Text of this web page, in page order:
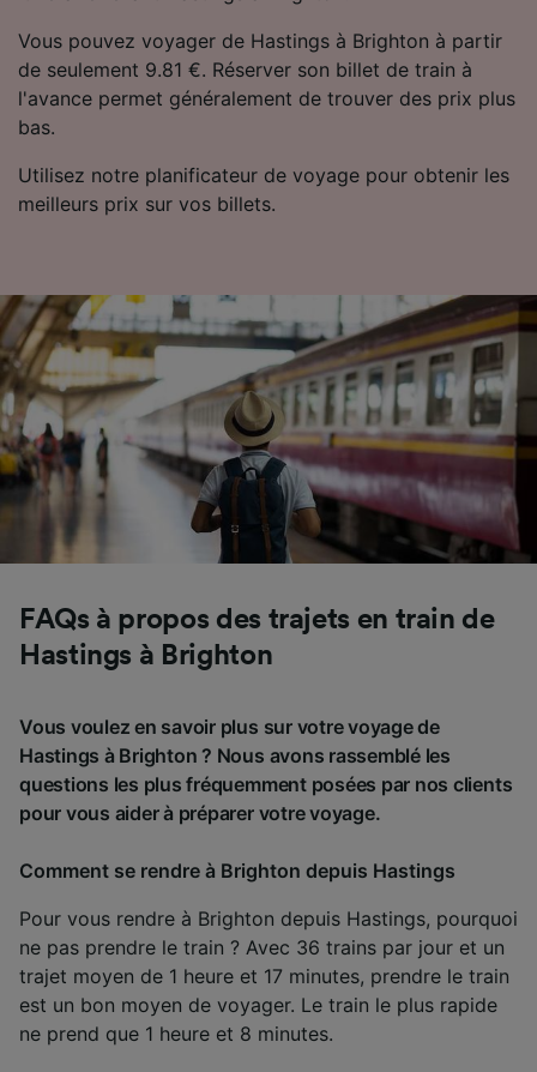
Vous pouvez voyager de Hastings à Brighton à partir
de seulement 9.81 €. Réserver son billet de train à
l'avance permet généralement de trouver des prix plus
bas.
Utilisez notre planificateur de voyage pour obtenir les
meilleurs prix sur vos billets.
FAQs à propos des trajets en train de
Hastings à Brighton
Vous voulez en savoir plus sur votre voyage de
Hastings à Brighton ? Nous avons rassemblé les
questions les plus fréquemment posées par nos clients
pour vous aider à préparer votre voyage.
Comment se rendre à Brighton depuis Hastings
Pour vous rendre à Brighton depuis Hastings, pourquoi
ne pas prendre le train ? Avec 36 trains par jour et un
trajet moyen de 1 heure et 17 minutes, prendre le train
est un bon moyen de voyager. Le train le plus rapide
ne prend que 1 heure et 8 minutes.